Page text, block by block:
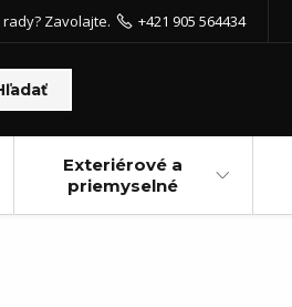
Zavolajte. +421 905 564434
Exteriérové a
priemyselné